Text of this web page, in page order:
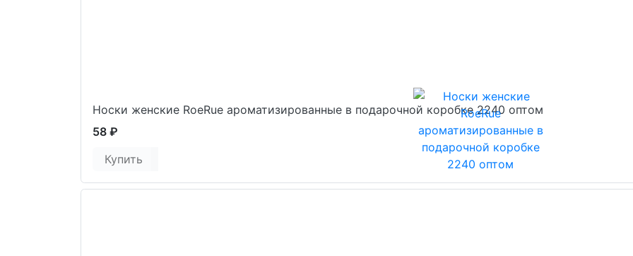
Носки женские RoeRue ароматизированные в подарочной коробке 2240 оптом
58 ₽
Купить